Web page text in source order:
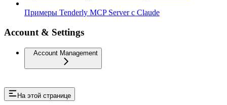
Примеры Tenderly MCP Server с Claude
Account & Settings
Account Management
На этой странице